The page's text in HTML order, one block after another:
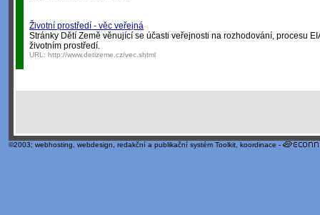
Životní prostředí - věc veřejná
Stránky Dětí Země věnující se účasti veřejnosti na rozhodování, procesu
životním prostředí.
URL: http://www.detizeme.cz/vec.shtml
©2003; webhosting webdesign redakční a publikační systém Toolkit , koordinace -